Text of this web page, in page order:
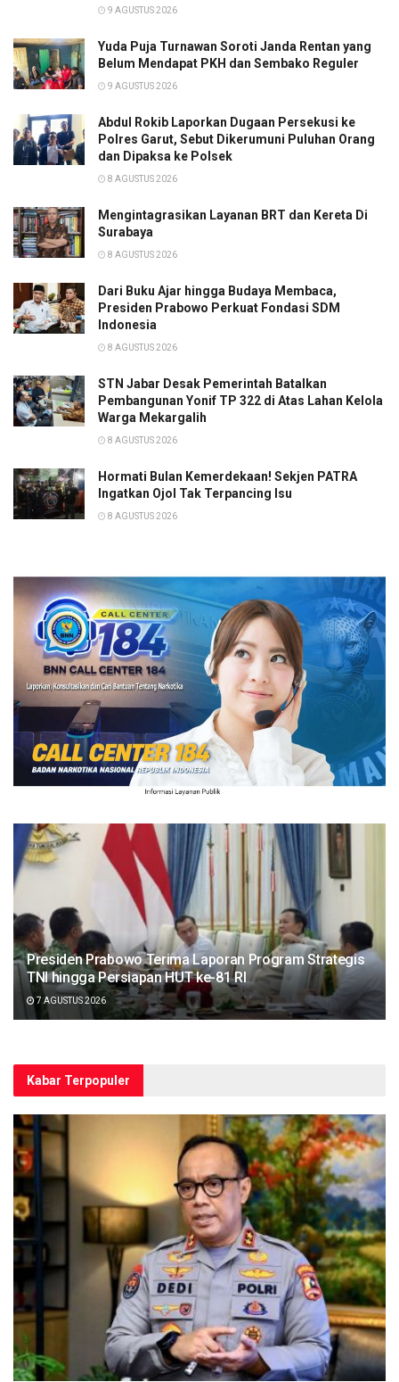
9 AGUSTUS 2026
Yuda Puja Turnawan Soroti Janda Rentan yang
Belum Mendapat PKH dan Sembako Reguler
9 AGUSTUS 2026
Abdul Rokib Laporkan Dugaan Persekusi ke
Polres Garut, Sebut Dikerumuni Puluhan Orang
dan Dipaksa ke Polsek
8 AGUSTUS 2026
Mengintagrasikan Layanan BRT dan Kereta Di
Surabaya
8 AGUSTUS 2026
Dari Buku Ajar hingga Budaya Membaca,
Presiden Prabowo Perkuat Fondasi SDM
Indonesia
8 AGUSTUS 2026
STN Jabar Desak Pemerintah Batalkan
Pembangunan Yonif TP 322 di Atas Lahan Kelola
Warga Mekargalih
8 AGUSTUS 2026
Hormati Bulan Kemerdekaan! Sekjen PATRA
Ingatkan Ojol Tak Terpancing Isu
8 AGUSTUS 2026
Presiden Prabowo Terima Laporan Program Strategis
TNI hingga Persiapan HUT ke-81 RI
7 AGUSTUS 2026
Kabar Terpopuler